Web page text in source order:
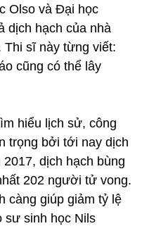
Olso và Đại học
dịch hạch của nhà
Thi sĩ này từng viết:
cũng có thể lây
hiểu lịch sử, công
trọng bởi tới nay dịch
dịch hạch bùng
202 người tử vong.
càng giúp giảm tỷ lệ
sư sinh học Nils